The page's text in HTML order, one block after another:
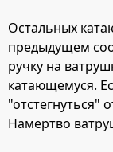
Остальных
предыдущем
ручку на
катающемуся.
"отстегнуться"
Намертво